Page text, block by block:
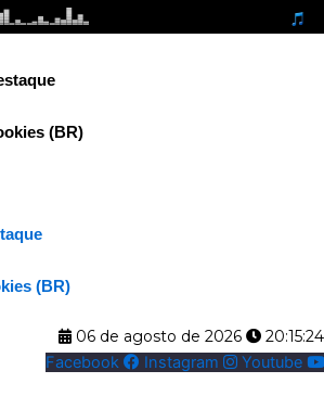
(BR)
(BR)
06 de agosto de 2026
20:15:25
Facebook
Instagram Youtube